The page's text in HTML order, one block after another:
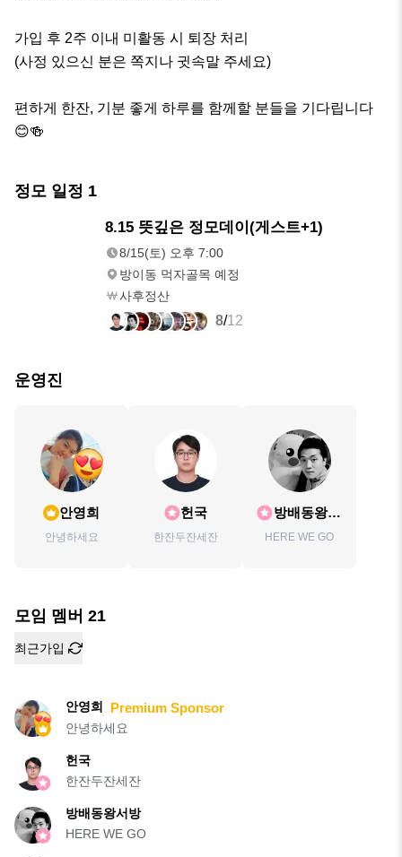
가입 후 2주 이내 미활동 시 퇴장 처리
(사정 있으신 분은 쪽지나 귓속말 주세요)
편하게 한잔, 기분 좋게 하루를 함께할 분들을 기다립니다
😊🍻
정모 일정 1
8.15 뜻깊은 정모데이(게스트+1)
8/15(토) 오후 7:00
방이동 먹자골목 예정
사후정산
8/12
운영진
안영희
안녕하세요
헌국
한잔두잔세잔
방배동왕서
방
HERE WE GO
모임 멤버 21
최근가입
안영희 Premium Sponsor
안녕하세요
헌국
한잔두잔세잔
방배동왕서방
HERE WE GO